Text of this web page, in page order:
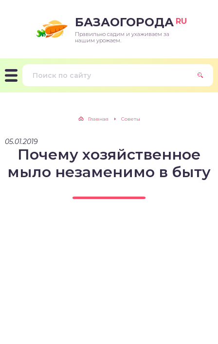
БАЗАОГОРОДА RU
Правильно садим и ухаживаем за
нашим урожаем.
Главная Советы
05.01.2019
Почему хозяйственное
мыло незаменимо в быту